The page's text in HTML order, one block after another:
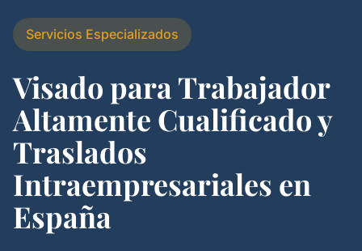
Servicios Especializados
Visado para Trabajador
Altamente Cualificado y
Traslados
Intraempresariales en
España